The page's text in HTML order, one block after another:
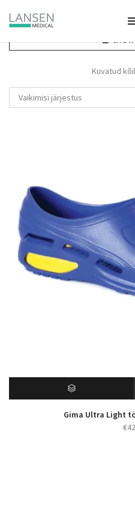
Kuvatud
Vaikimisi järjestus
Gima Ultra Light
€